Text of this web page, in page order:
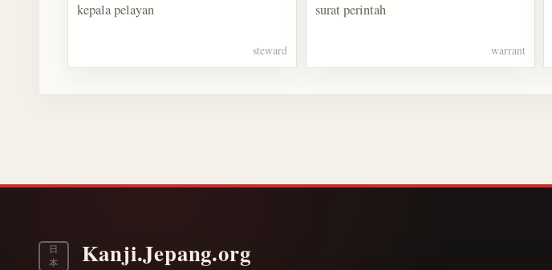
kepala pelayan
steward
surat perintah
warrant
日
本
Kanji.Jepang.org